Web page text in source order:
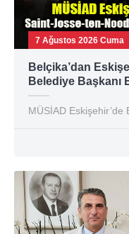
7 Ağustos 2026 Cuma
Belçika’dan
Belediye Başkanı
MÜSİAD Eskişehir’de